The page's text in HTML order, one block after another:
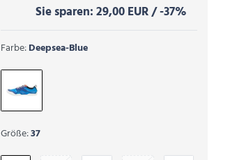
Sie sparen:29,00 EUR/-37%
Farbe:Deepsea-Blue
Größe:37